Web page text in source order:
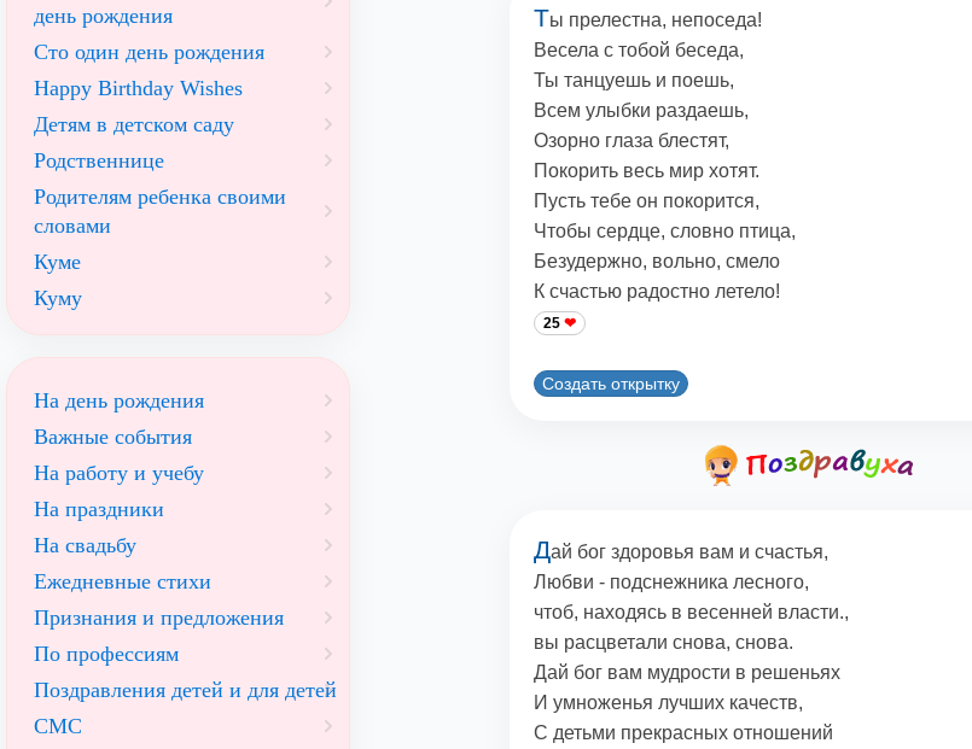
Ты прелестна, непоседа!
Весела с тобой беседа,
Ты танцуешь и поешь,
Всем улыбки раздаешь,
Озорно глаза блестят,
Покорить весь мир хотят.
Пусть тебе он покорится,
Чтобы сердце, словно птица,
Безудержно, вольно, смело
К счастью радостно летело!
25
Создать открытку
Дай бог здоровья вам и счастья,
Любви - подснежника лесного,
чтоб, находясь в весенней власти.,
вы расцветали снова, снова.
Дай бог вам мудрости в решеньях
И умноженья лучших качеств,
С детьми прекрасных отношений
день рождения
Сто один день рождения
Happy Birthday Wishes
Детям в детском саду
Родственнице
Родителям ребенка своими
словами
Куме
Куму
На день рождения
Важные события
На работу и учебу
На праздники
На свадьбу
Ежедневные стихи
Признания и предложения
По профессиям
Поздравления детей и для детей
СМС